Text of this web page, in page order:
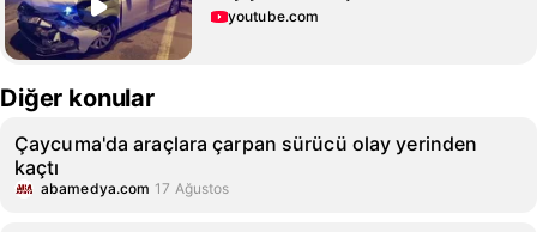
youtube.com
Diğer konular
Çaycuma'da araçlara çarpan sürücü olay yerinden
kaçtı
abamedya.com 17 Ağustos